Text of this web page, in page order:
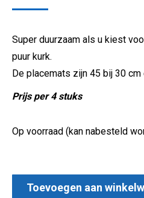
Super duurzaam als u kiest
puur kurk.
De placemats zijn 45 bij 30 cm
Prijs per 4 stuks
Op voorraad (kan nabesteld
Toevoegen aan